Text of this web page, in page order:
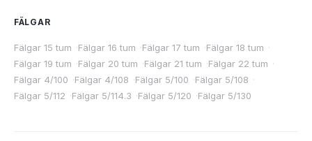
FÄLGAR
Fälgar 15 tum ·Fälgar 16 tum ·Fälgar 17 tum ·Fälgar 18 tum ·
Fälgar 19 tum ·Fälgar 20 tum ·Fälgar 21 tum ·Fälgar 22 tum ·
Fälgar 4/100 ·Fälgar 4/108 ·Fälgar 5/100 ·Fälgar 5/108 ·
Fälgar 5/112 ·Fälgar 5/114.3 ·Fälgar 5/120 ·Fälgar 5/130